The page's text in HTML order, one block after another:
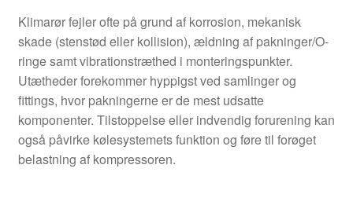
Klimarør fejler ofte på grund af korrosion, mekanisk
skade (stenstød eller kollision), ældning af pakninger/O-
ringe samt vibrationstræthed i monteringspunkter.
Utætheder forekommer hyppigst ved samlinger og
fittings, hvor pakningerne er de mest udsatte
komponenter. Tilstoppelse eller indvendig forurening kan
også påvirke kølesystemets funktion og føre til forøget
belastning af kompressoren.